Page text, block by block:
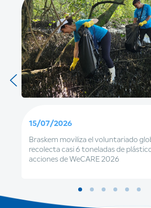
15/07/2026
Braskem moviliza el voluntariado
recolecta casi 6 toneladas de
acciones de WeCARE 2026